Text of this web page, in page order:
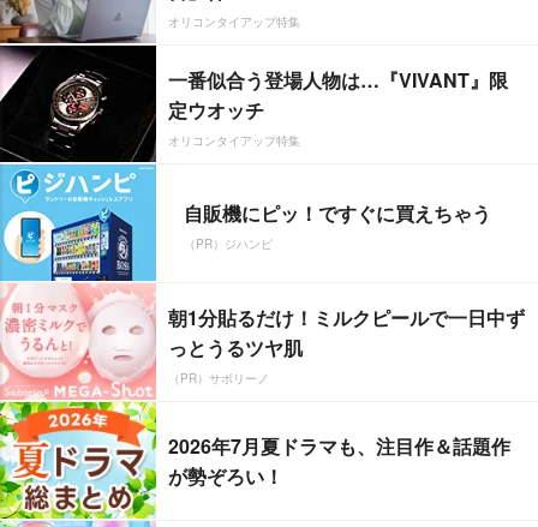
オリコンタイアップ特集
一番似合う登場人物は…『VIVANT』限
定ウオッチ
オリコンタイアップ特集
自販機にピッ！ですぐに買えちゃう
（PR）ジハンピ
朝1分貼るだけ！ミルクピールで一日中ず
っとうるツヤ肌
（PR）サボリーノ
2026年7月夏ドラマも、注目作＆話題作
が勢ぞろい！